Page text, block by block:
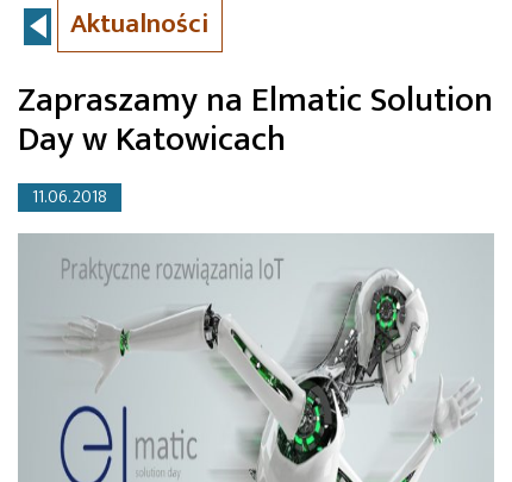
Aktualności
Zapraszamy na Elmatic Solution
Day w Katowicach
11.06.2018